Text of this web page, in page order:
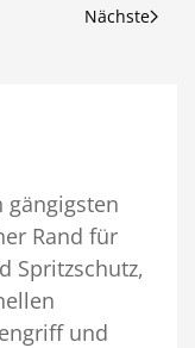
Nächste
gängigsten
Rand für
Spritzschutz,
und